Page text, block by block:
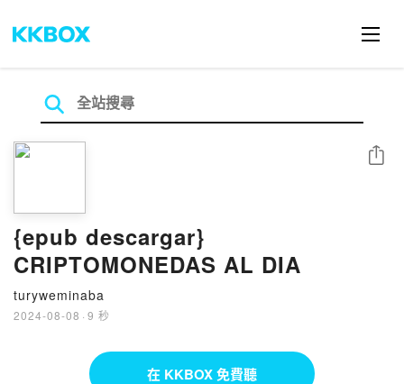
{epub descargar}
CRIPTOMONEDAS AL DIA
turyweminaba
2024-08-08 · 9 秒
分享
在 KKBOX 免費聽